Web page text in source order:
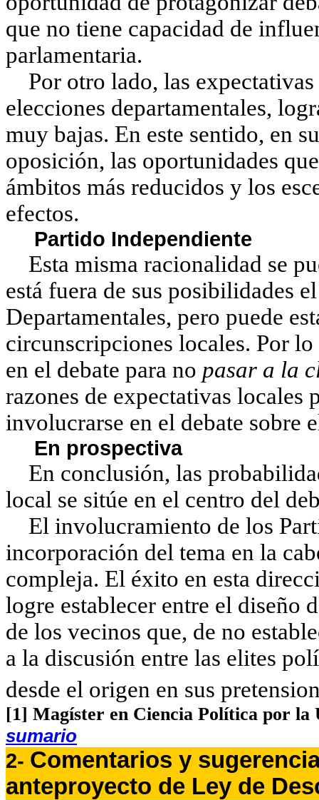
que no tiene capacidad de
parlamentaria.
Por otro lado, las
elecciones departamentales,
muy bajas. En este sentido, en
oposición, las oportunidades
ámbitos más reducidos y los
efectos.
Partido Independiente
Esta misma racionalidad se
está fuera de sus posibilidades
Departamentales, pero puede
circunscripciones locales. Por
en el debate para no pasar a la
razones de expectativas locales
involucrarse en el debate sobre
En prospectiva
En conclusión, las
local se sitúe en el centro del
El involucramiento de los
incorporación del tema en la
compleja. El éxito en esta
logre establecer entre el
de los vecinos que, de no
a la discusión entre las elites
desde el origen en sus
[1] Magíster en Ciencia Política por la
sumario
2- Comentarios y
anteproyecto de Ley de